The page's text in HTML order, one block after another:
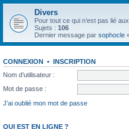
Divers
Pour tout ce qui n’est pas lié
Sujets : 106
Dernier message par sophocle
CONNEXION • INSCRIPTION
Nom d’utilisateur :
Mot de passe :
J’ai oublié mon mot de passe
QUI EST EN LIGNE ?